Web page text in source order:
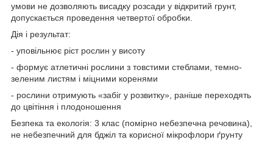
умови не дозволяють висадку розсади у відкритий грунт,
допускається проведення четвертої обробки.
Дія і результат:
- уповільнює ріст рослин у висоту
- формує атлетичні рослини з товстими стеблами, темно-
зеленим листям і міцними коренями
- рослини отримують «забіг у розвитку», раніше переходять
до цвітіння і плодоношення
Безпека та екологія: 3 клас (помірно небезпечна речовина),
не небезпечний для бджіл та корисної мікрофлори ґрунту